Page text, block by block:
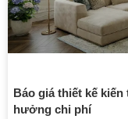
Báo giá thiết kế
hưởng chi phí